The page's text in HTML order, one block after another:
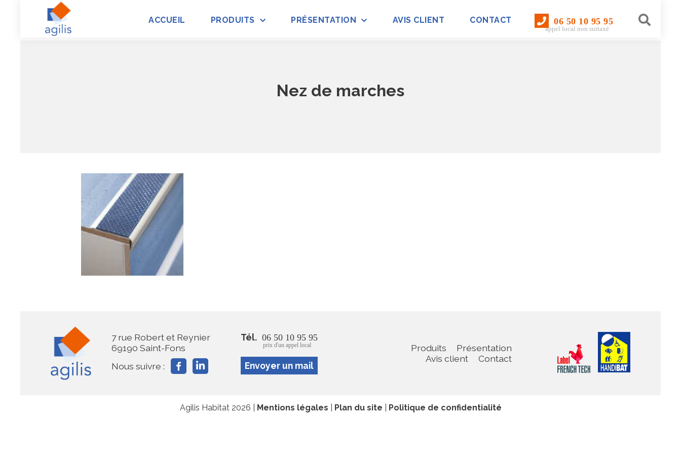
ACCUEIL PRODUITS PRÉSENTATION AVIS CLIENT CONTACT 06 50 10 95 95
appel local non surtaxé
Nez de marches
7 rue Robert et Reynier
69190 Saint-Fons
Nous suivre :
Tél. 06 50 10 95 95
prix d'un appel local
Envoyer un mail
Produits
Présentation
Avis client
Contact
Agilis Habitat 2026 | Mentions légales Plan du site Politique de confidentialité